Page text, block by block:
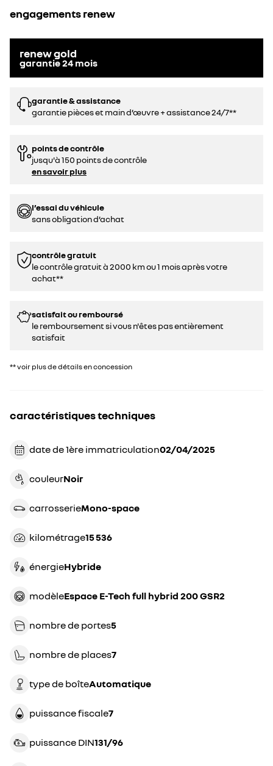
engagements renew
renew gold
garantie24 mois
garantie & assistance
garantie pièces et main d’œuvre + assistance 24/7**
points de contrôle
jusqu'à 150 points de contrôle
en savoir plus
l’essai du véhicule
sans obligation d’achat
contrôle gratuit
le contrôle gratuit à 2000 km ou 1 mois après votre
achat**
satisfait ou remboursé
le remboursement si vous n'êtes pas entièrement
satisfait
** voir plus de détails en concession
caractéristiques techniques
date de 1ère immatriculation 02/04/2025
couleur noir
carrosserie mono-space
kilométrage 15 536
énergie hybride
modèle Espace E-Tech full hybrid 200 GSR2
nombre de portes5
nombre de places7
type de boîte automatique
puissance fiscale7
puissance DIN 131/96